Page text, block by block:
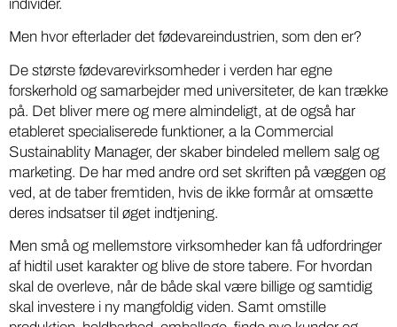
individer.
Men hvor efterlader det fødevareindustrien, som den er?
De største fødevarevirksomheder i verden har egne
forskerhold og samarbejder med universiteter, de kan trække
på. Det bliver mere og mere almindeligt, at de også har
etableret specialiserede funktioner, a la Commercial
Sustainablity Manager, der skaber bindeled mellem salg og
marketing. De har med andre ord set skriften på væggen og
ved, at de taber fremtiden, hvis de ikke formår at omsætte
deres indsatser til øget indtjening.
Men små og mellemstore virksomheder kan få udfordringer
af hidtil uset karakter og blive de store tabere. For hvordan
skal de overleve, når de både skal være billige og samtidig
skal investere i ny mangfoldig viden. Samt omstille